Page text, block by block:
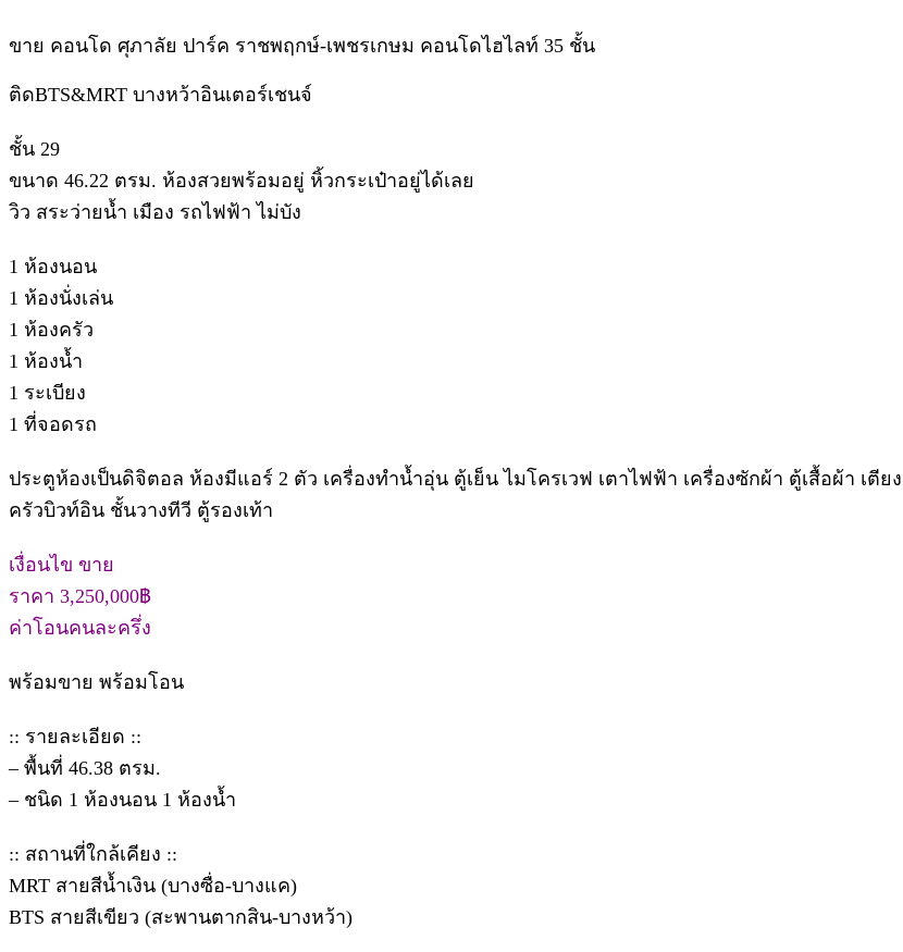
ขาย คอนโด ศุภาลัย ปาร์ค ราชพฤกษ์-เพชรเกษม คอนโดไฮไลท์ 35 ชั้น
ติดBTS&MRT บางหว้าอินเตอร์เชนจ์
ชั้น 29
ขนาด 46.22 ตรม. ห้องสวยพร้อมอยู่ หิ้วกระเป๋าอยู่ได้เลย
วิว สระว่ายน้ำ เมือง รถไฟฟ้า ไม่บัง
1 ห้องนอน
1 ห้องนั่งเล่น
1 ห้องครัว
1 ห้องน้ำ
1 ระเบียง
1 ที่จอดรถ
ประตูห้องเป็นดิจิตอล ห้องมีแอร์ 2 ตัว เครื่องทำน้ำอุ่น ตู้เย็น ไมโครเวฟ เตาไฟฟ้า เครื่องซักผ้า ตู้เสื้อผ้า เตีย
ครัวบิวท์อิน ชั้นวางทีวี ตู้รองเท้า
เงื่อนไข ขาย
ราคา 3,250,000฿
ค่าโอนคนละครึ่ง
พร้อมขาย พร้อมโอน
:: รายละเอียด ::
– พื้นที่ 46.38 ตรม.
– ชนิด 1 ห้องนอน 1 ห้องน้ำ
:: สถานที่ใกล้เคียง ::
MRT สายสีน้ำเงิน (บางซื่อ-บางแค)
BTS สายสีเขียว (สะพานตากสิน-บางหว้า)